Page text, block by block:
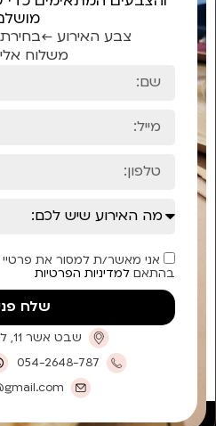
צבע האירוע ←
משלוח
אני מאשר/ת למסור את פרטיי
בהתאם למדיניות הפרטיות
שלח
שבט אשר 11, לוד (קומת כניסה)
054-2648-787